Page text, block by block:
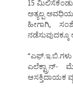
15
ಅತ್ಯಲ್ಪ
ಹೀಗಾಗಿ,
ನಡೆಸುವುದಕ್ಕೂ
ಎಲೆಕ್ಟ್ರಾನ್-
ಆಸಕ್ತಿದಾಯಕ